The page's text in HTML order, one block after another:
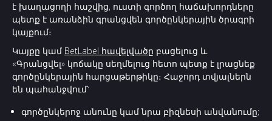
է խաղացողի հաշվից, ուստի գործող հաճախորդները
պետք է առանձին գրանցվեն գործընկերային ծրագրի
կայքում։
Կայքը կամ BetLabel հավելվածը բացելուց և
«Գրանցվել» կոճակը սեղմելուց հետո պետք է լրացնեք
գործընկերային հարցաթերթիկը։ Հաջորդ տվյալներն
են պահանջվում՝
գործընկերոջ անունը կամ նրա բիզնեսի անվանումը;